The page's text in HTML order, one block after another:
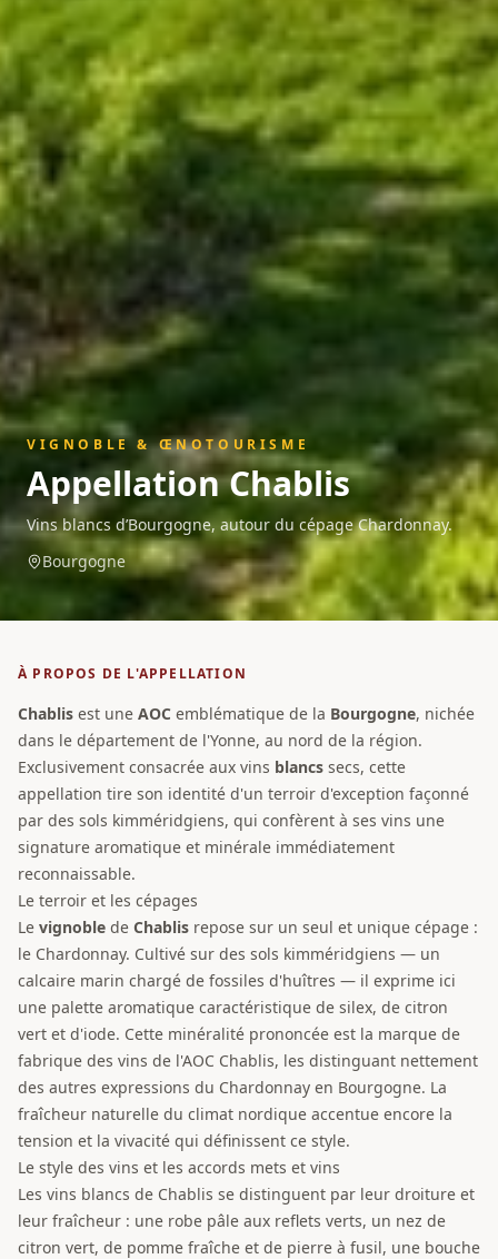
VIGNOBLE & ŒNOTOURISME
AppellationChablis
Vins blancs d’Bourgogne, autour du cépage Chardonnay.
Bourgogne
À PROPOS DE L'APPELLATION
Chablis est une AOC emblématique de la Bourgogne, nichée
dans le département de l'Yonne, au nord de la région.
Exclusivement consacrée aux vins blancs secs, cette
appellation tire son identité d'un terroir d'exception façonné
par des sols kimméridgiens, qui confèrent à ses vins une
signature aromatique et minérale immédiatement
reconnaissable.
Le terroir et les cépages
Le vignoble de Chablis repose sur un seul et unique cépage :
le Chardonnay. Cultivé sur des sols kimméridgiens — un
calcaire marin chargé de fossiles d'huîtres — il exprime ici
une palette aromatique caractéristique de silex, de citron
vert et d'iode. Cette minéralité prononcée est la marque de
fabrique des vins de l'AOC Chablis, les distinguant nettement
des autres expressions du Chardonnay en Bourgogne. La
fraîcheur naturelle du climat nordique accentue encore la
tension et la vivacité qui définissent ce style.
Le style des vins et les accords mets et vins
Les vins blancs de Chablis se distinguent par leur droiture et
leur fraîcheur : une robe pâle aux reflets verts, un nez de
citron vert, de pomme fraîche et de pierre à fusil, une bouche